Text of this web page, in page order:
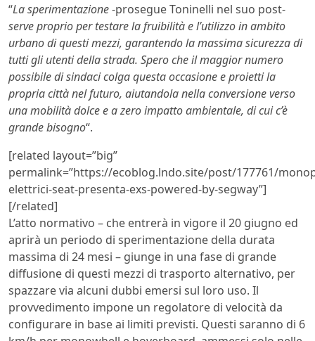
“La sperimentazione-prosegue Toninelli nel suo post-
serve proprio per testare la fruibilità e l’utilizzo in ambito
urbano di questi mezzi, garantendo la massima sicurezza di
tutti gli utenti della strada. Spero che il maggior numero
possibile di sindaci colga questa occasione e proietti la
propria città nel futuro, aiutandola nella conversione verso
una mobilità dolce e a zero impatto ambientale, di cui c’è
grande bisogno“.
[related layout=”big”
permalink=”https://ecoblog.lndo.site/post/177761/
elettrici-seat-presenta-exs-powered-by-segway”]
[/related]
L’atto normativo – che entrerà in vigore il 20 giugno ed
aprirà un periodo di sperimentazione della durata
massima di 24 mesi – giunge in una fase di grande
diffusione di questi mezzi di trasporto alternativo, per
spazzare via alcuni dubbi emersi sul loro uso. Il
provvedimento impone un regolatore di velocità da
configurare in base ai limiti previsti. Questi saranno di 6